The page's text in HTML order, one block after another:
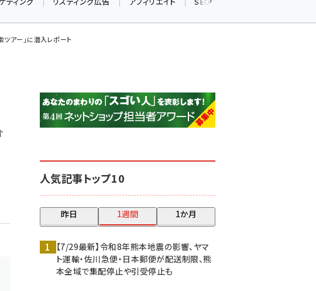
アスクル (1119)
base (1075)
アー」に潜入レポート
人気記事トップ10
昨日 1週間 1か月
【7/29最新】令和8年熊本地震の影響、ヤマ
ト運輸・佐川急便・日本郵便が配送制限、熊
本全域で集配停止や引受停止も